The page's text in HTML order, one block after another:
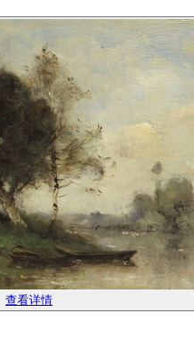
查看详情